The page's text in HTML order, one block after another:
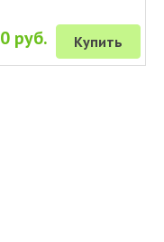
руб. Купить